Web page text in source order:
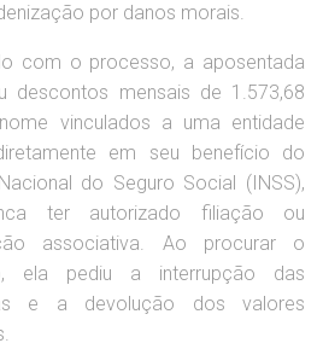
por danos morais.
com o processo, a aposentada
descontos mensais de 1.573,68
vinculados a uma entidade
em seu benefício do
do Seguro Social (INSS),
ter autorizado filiação ou
associativa. Ao procurar o
ela pediu a interrupção das
e a devolução dos valores